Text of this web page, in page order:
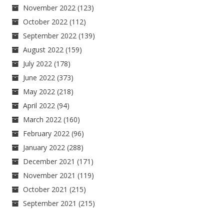
November 2022 (123)
October 2022 (112)
September 2022 (139)
August 2022 (159)
July 2022 (178)
June 2022 (373)
May 2022 (218)
April 2022 (94)
March 2022 (160)
February 2022 (96)
January 2022 (288)
December 2021 (171)
November 2021 (119)
October 2021 (215)
September 2021 (215)